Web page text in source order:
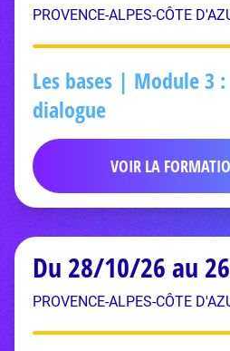
PROVENCE-ALPES-CÔTE
Les bases | Module 3
dialogue
VOIR LA
Du 28/10/26 au
PROVENCE-ALPES-CÔTE